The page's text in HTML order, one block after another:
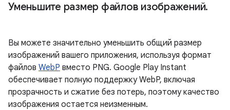
Уменьшите размер файлов изображений.
Вы можете значительно уменьшить общий размер
изображений вашего приложения, используя формат
файлов WebP вместо PNG. Google Play Instant
обеспечивает полную поддержку WebP, включая
прозрачность и сжатие без потерь, поэтому качество
изображения остается неизменным.